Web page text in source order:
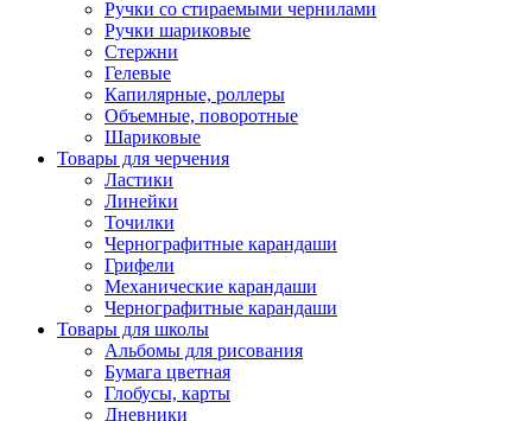
Ручки со стираемыми чернилами
Ручки шариковые
Стержни
Гелевые
Капилярные, роллеры
Объемные, поворотные
Шариковые
Товары для черчения
Ластики
Линейки
Точилки
Чернографитные карандаши
Грифели
Механические карандаши
Чернографитные карандаши
Товары для школы
Альбомы для рисования
Бумага цветная
Глобусы, карты
Дневники